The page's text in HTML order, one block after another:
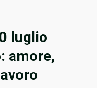
luglio
amore,